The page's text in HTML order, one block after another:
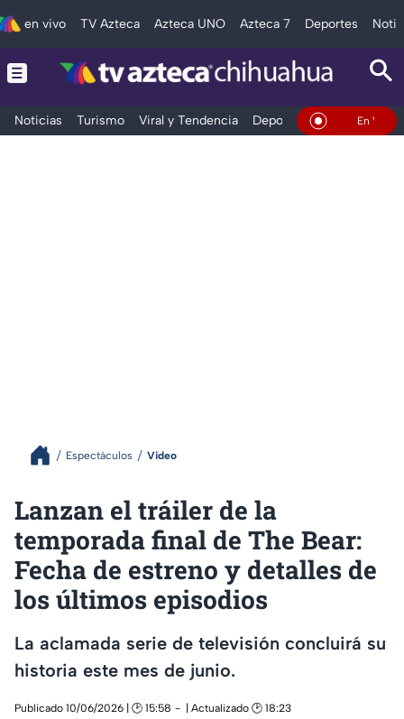
en vivo TV Azteca Azteca UNO Azteca 7 Deportes
Noticias Turismo Viral y Tendencia Deportes Espectáculos
En Vivo
Espectáculos Video
Lanzan el tráiler de la
temporada final de The Bear:
Fecha de estreno y detalles de
los últimos episodios
La aclamada serie de televisión concluirá su
historia este mes de junio.
Publicado 10/06/2026 | 🕑 15:58
| Actualizado 🕑 18:23